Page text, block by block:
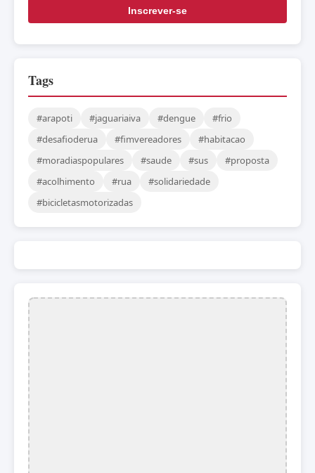
Inscrever-se
Tags
#arapoti #jaguariaiva #dengue
#frio
#desafioderua
#fimvereadores
#habitacao
#moradiaspopulares
#saude #sus
#proposta
#acolhimento
#rua
#solidariedade
#bicicletasmotorizadas